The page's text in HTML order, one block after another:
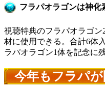
フラパオラゴンは神化
視聴特典のフラパオラゴ
材に使用できる。合計6体
ラパオラゴン1体を記念に
今年もフラパ